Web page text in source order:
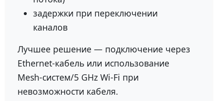
задержки при переключении
каналов
Лучшее решение — подключение через
Ethernet-кабель или использование
Mesh-систем/5 GHz Wi-Fi при
невозможности кабеля.